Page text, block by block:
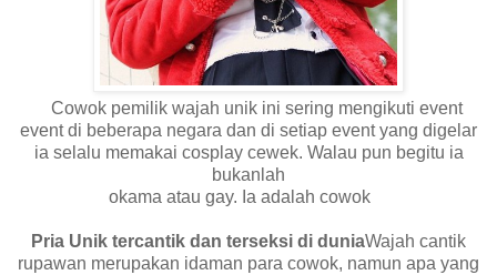
Cowok pemilik wajah unik ini sering mengikuti event
event di beberapa negara dan di setiap event yang digelar
ia selalu memakai cosplay cewek. Walau pun begitu ia
bukanlah
okama atau gay. Ia adalah cowok
Pria Unik tercantik dan terseksi di duniaWajah cantik
rupawan merupakan idaman para cowok, namun apa yang